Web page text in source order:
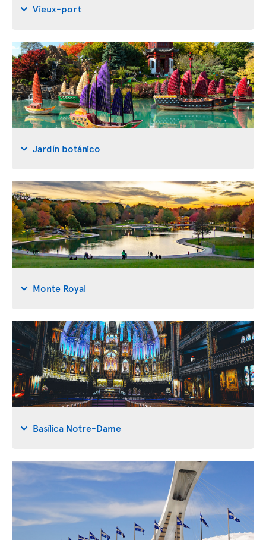
Vieux-port
Jardín botánico
Monte Royal
Basílica Notre-Dame